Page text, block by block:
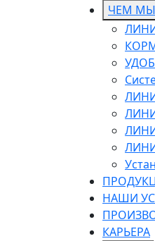
ЧЕМ
НАШИ
КАРЬЕРА